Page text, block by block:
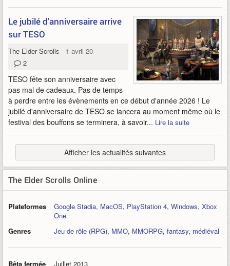
Le jubilé d'anniversaire arrive
sur TESO
The Elder Scrolls Online1 avril 2026
2
TESO fête son anniversaire avec
pas mal de cadeaux. Pas de temps
à perdre entre les évènements en ce début d'année 2026 ! Le
jubilé d'anniversaire de TESO se lancera au moment même où le
festival des bouffons se terminera, à savoir... Lire la suite
Afficher les actualités suivantes
The Elder Scrolls Online
Plateformes Google Stadia, MacOS, PlayStation 4, Windows, Xbox
One
Genres
Jeu de rôle (RPG), MMO, MMORPG, fantasy, médiéval
Bêta fermée
Juillet 2013